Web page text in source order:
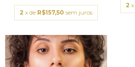
2 x de R$157,50 sem juros
2 x